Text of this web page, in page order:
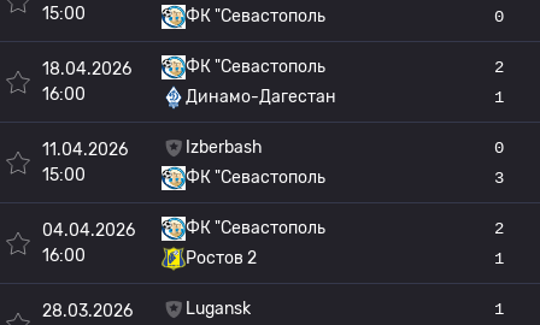
15:00
ФК "Севастополь
0
18.04.2026
16:00
ФК "Севастополь
Динамо-Дагестан
2
1
11.04.2026
15:00
Izberbash
ФК "Севастополь
0
3
04.04.2026
16:00
ФК "Севастополь
Ростов 2
2
1
28.03.2026
Lugansk
1